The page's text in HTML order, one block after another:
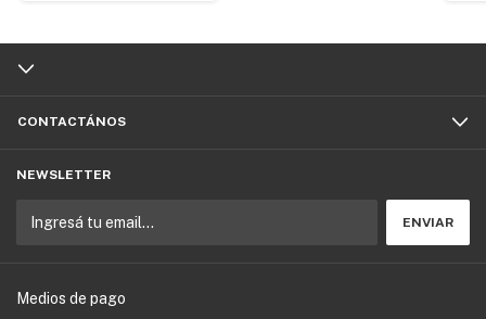
CONTACTÁNOS
NEWSLETTER
Medios de pago